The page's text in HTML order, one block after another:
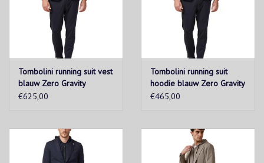
Tombolini running suit vest
blauw Zero Gravity
€625,00
Tombolini running suit
hoodie blauw Zero Gravity
€465,00